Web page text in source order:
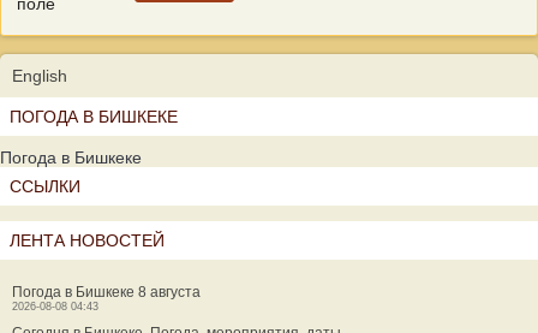
English
ПОГОДА В БИШКЕКЕ
Погода в Бишкеке
ССЫЛКИ
ЛЕНТА НОВОСТЕЙ
Погода в Бишкеке 8 августа
2026-08-08 04:43